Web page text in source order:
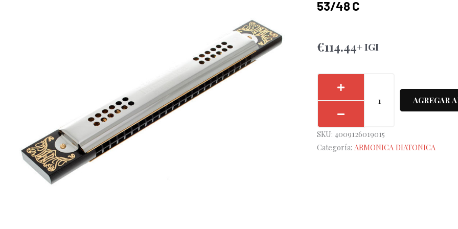
53/48 C
€114.44+ IGI
Kreuzwender
53/48
AGREGAR
SKU: 4009126019015
Categoría: ARMONICA DIATONICA